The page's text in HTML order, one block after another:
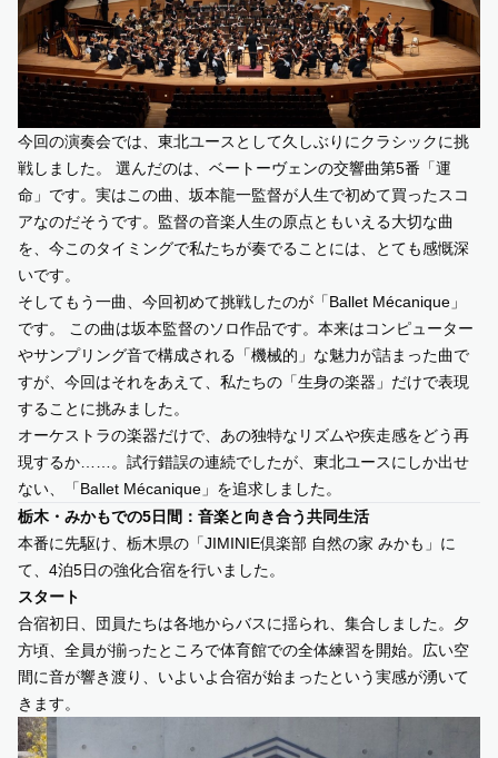
今回の演奏会では、東北ユースとして久しぶりにクラシックに挑
戦しました。 選んだのは、ベートーヴェンの交響曲第5番「運
命」です。実はこの曲、坂本龍一監督が人生で初めて買ったスコ
アなのだそうです。監督の音楽人生の原点ともいえる大切な曲
を、今このタイミングで私たちが奏でることには、とても感慨深
いです。
そしてもう一曲、今回初めて挑戦したのが「Ballet Mécanique」
です。 この曲は坂本監督のソロ作品です。本来はコンピューター
やサンプリング音で構成される「機械的」な魅力が詰まった曲で
すが、今回はそれをあえて、私たちの「生身の楽器」だけで表現
することに挑みました。
オーケストラの楽器だけで、あの独特なリズムや疾走感をどう再
現するか……。試行錯誤の連続でしたが、東北ユースにしか出せ
ない、「Ballet Mécanique」を追求しました。
栃木・みかもでの5日間：音楽と向き合う共同生活
本番に先駆け、栃木県の「JIMINIE倶楽部 自然の家 みかも」に
て、4泊5日の強化合宿を行いました。
スタート
合宿初日、団員たちは各地からバスに揺られ、集合しました。夕
方頃、全員が揃ったところで体育館での全体練習を開始。広い空
間に音が響き渡り、いよいよ合宿が始まったという実感が湧いて
きます。